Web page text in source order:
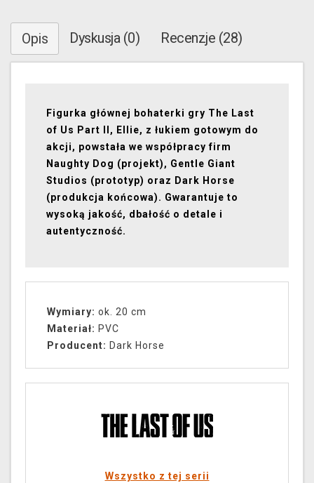
Opis Dyskusja (0) Recenzje (28)
Figurka głównej bohaterki gry The Last
of Us Part II, Ellie, z łukiem gotowym do
akcji, powstała we współpracy firm
Naughty Dog (projekt), Gentle Giant
Studios (prototyp) oraz Dark Horse
(produkcja końcowa). Gwarantuje to
wysoką jakość, dbałość o detale i
autentyczność.
Wymiary: ok. 20 cm
Materiał: PVC
Producent: Dark Horse
Wszystko z tej serii